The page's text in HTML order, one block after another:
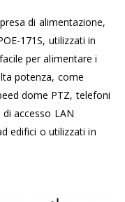
di alimentazione,
171S, utilizzati in
per alimentare i
potenza, come
dome PTZ, telefoni
accesso LAN
edifici o utilizzati in